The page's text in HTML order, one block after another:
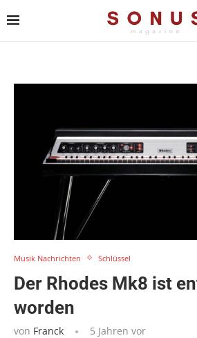
Musik Nachrichten Schlüssel
Der Rhodes Mk8 ist
worden
von Franck 5 Jahren vor